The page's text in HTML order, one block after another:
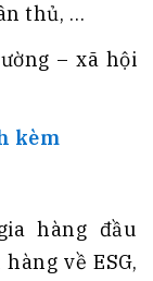
thủ, …
– xã hội
kèm
hàng đầu
về ESG,